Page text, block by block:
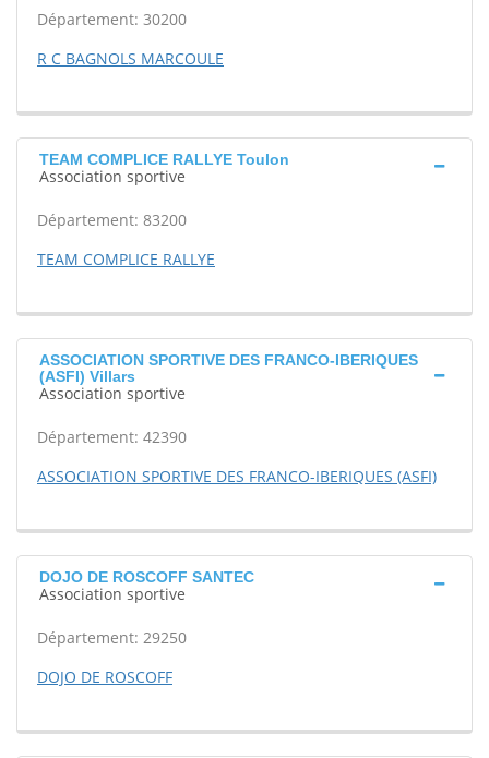
Département: 30200
R C BAGNOLS MARCOULE
TEAM COMPLICE RALLYE Toulon
Association sportive
Département: 83200
TEAM COMPLICE RALLYE
ASSOCIATION SPORTIVE DES FRANCO-IBERIQUES
(ASFI) Villars
Association sportive
Département: 42390
ASSOCIATION SPORTIVE DES FRANCO-IBERIQUES (ASFI)
DOJO DE ROSCOFF SANTEC
Association sportive
Département: 29250
DOJO DE ROSCOFF